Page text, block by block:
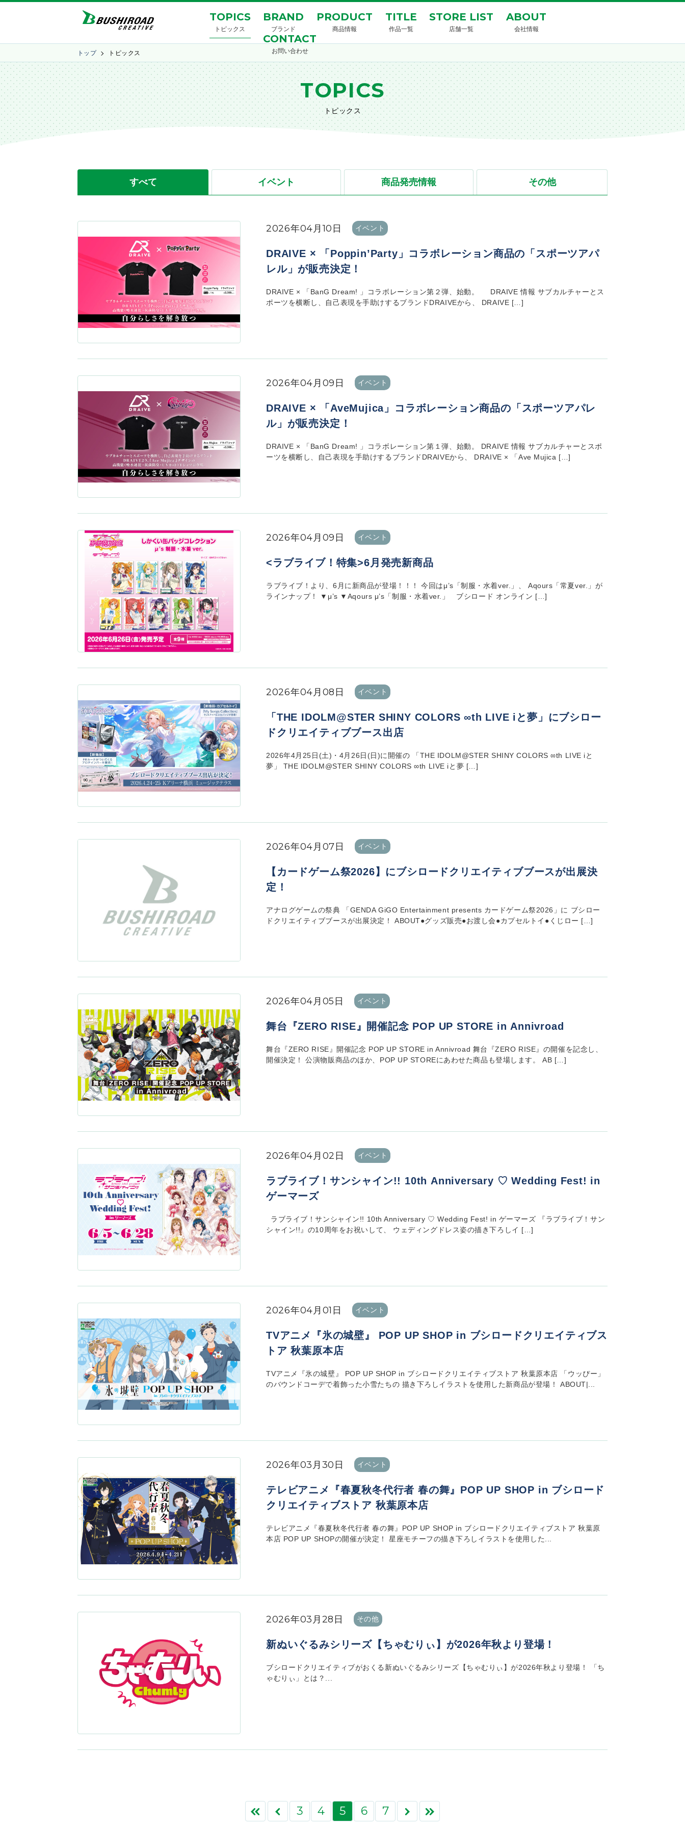
TOPICS
トピックス
BRAND
ブランド
PRODUCT
商品情報
TITLE
作品一覧
STORE LIST
店舗一覧
ABOUT
会社情報
CONTACT
お問い合わせ
トップ トピックス
TOPICS
トピックス
すべて イベント 商品発売情報 その他
2026年04月10日 イベント
DRAIVE × 「Poppin’Party」コラボレーション商品の「スポーツアパ
レル」が販売決定！
DRAIVE × 「BanG Dream! 」コラボレーション第２弾、始動。 DRAIVE 情報 サブカルチャーとス
ポーツを横断し、自己表現を手助けするブランドDRAIVEから、 DRAIVE […]
2026年04月09日 イベント
DRAIVE × 「AveMujica」コラボレーション商品の「スポーツアパレ
ル」が販売決定！
DRAIVE × 「BanG Dream! 」コラボレーション第１弾、始動。 DRAIVE 情報 サブカルチャーとスポ
ーツを横断し、自己表現を手助けするブランドDRAIVEから、 DRAIVE × 「Ave Mujica […]
2026年04月09日 イベント
<ラブライブ！特集>6月発売新商品
ラブライブ！より、6月に新商品が登場！！！ 今回はμ’s「制服・水着ver.」、 Aqours「常夏ver.」が
ラインナップ！ ▼μ’s ▼Aqours μ’s「制服・水着ver.」 ブシロード オンライン […]
2026年04月08日 イベント
「THE IDOLM@STER SHINY COLORS ∞th LIVE iと夢」にブシロー
ドクリエイティブブース出店
2026年4月25日(土)・4月26日(日)に開催の 「THE IDOLM@STER SHINY COLORS ∞th LIVE iと
夢」 THE IDOLM@STER SHINY COLORS ∞th LIVE iと夢 […]
2026年04月07日 イベント
【カードゲーム祭2026】にブシロードクリエイティブブースが出展決
定！
アナログゲームの祭典 「GENDA GiGO Entertainment presents カードゲーム祭2026」に ブシロー
ドクリエイティブブースが出展決定！ ABOUT●グッズ販売●お渡し会●カプセルトイ●くじロー […]
2026年04月05日 イベント
舞台『ZERO RISE』開催記念 POP UP STORE in Annivroad
舞台『ZERO RISE』開催記念 POP UP STORE in Annivroad 舞台『ZERO RISE』の開催を記念し、
開催決定！ 公演物販商品のほか、POP UP STOREにあわせた商品も登場します。 AB […]
2026年04月02日 イベント
ラブライブ！サンシャイン!! 10th Anniversary ♡ Wedding Fest! in
ゲーマーズ
ラブライブ！サンシャイン!! 10th Anniversary ♡ Wedding Fest! in ゲーマーズ 『ラブライブ！サン
シャイン!!』の10周年をお祝いして、 ウェディングドレス姿の描き下ろしイ […]
2026年04月01日 イベント
TVアニメ『氷の城壁』 POP UP SHOP in ブシロードクリエイティブス
トア 秋葉原本店
TVアニメ『氷の城壁』 POP UP SHOP in ブシロードクリエイティブストア 秋葉原本店 「ウッぴー」
のバウンドコーデで着飾った小雪たちの 描き下ろしイラストを使用した新商品が登場！ ABOUT|...
2026年03月30日 イベント
テレビアニメ『春夏秋冬代行者 春の舞』POP UP SHOP in ブシロード
クリエイティブストア 秋葉原本店
テレビアニメ『春夏秋冬代行者 春の舞』POP UP SHOP in ブシロードクリエイティブストア 秋葉原
本店 POP UP SHOPの開催が決定！ 星座モチーフの描き下ろしイラストを使用した...
2026年03月28日 その他
新ぬいぐるみシリーズ【ちゃむりぃ】が2026年秋より登場！
ブシロードクリエイティブがおくる新ぬいぐるみシリーズ【ちゃむりぃ】が2026年秋より登場！ 「ち
ゃむりぃ」とは？...
3 4 5 6 7